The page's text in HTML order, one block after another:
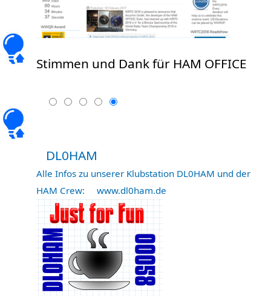
Stimmen und Dank für HAM OFFICE
DL0HAM
Alle Infos zu unserer Klubstation DL0HAM und der
HAM Crew:
www.dl0ham.de